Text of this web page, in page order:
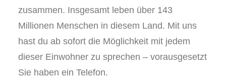
zusammen. Insgesamt leben über 143
Millionen Menschen in diesem Land. Mit uns
hast du ab sofort die Möglichkeit mit jedem
dieser Einwohner zu sprechen – vorausgesetzt
Sie haben ein Telefon.